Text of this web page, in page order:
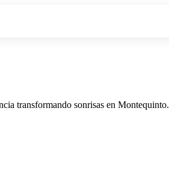
transformando sonrisas en Montequinto.